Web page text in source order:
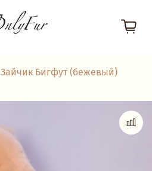
Зайчик Бигфут (бежевый)